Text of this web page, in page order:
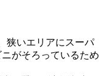
狭いエリアにスーパ
がそろっているため